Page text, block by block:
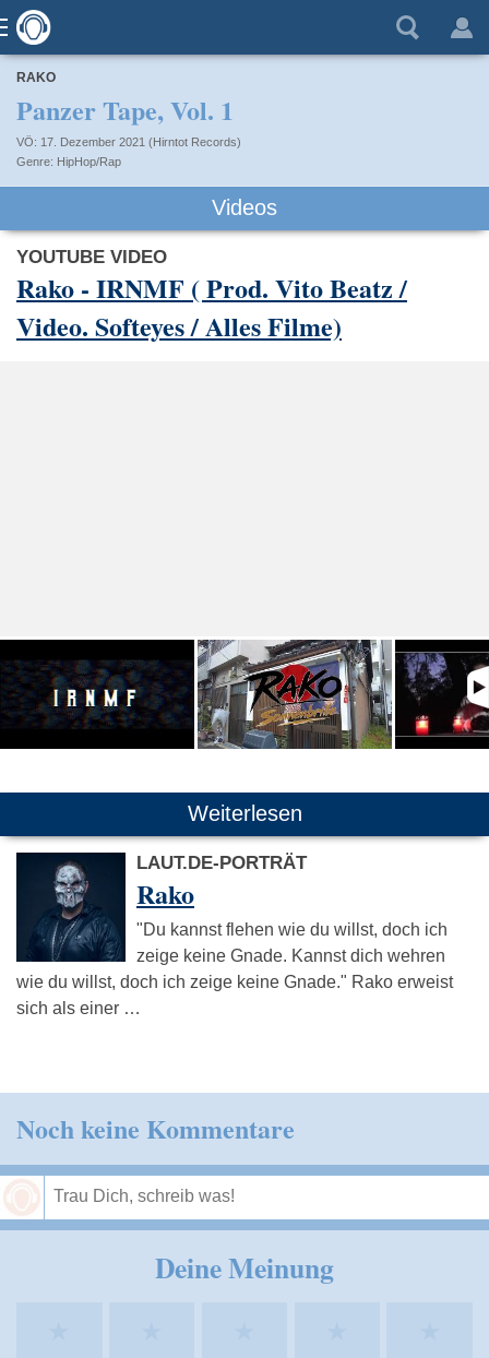
RAKO
Panzer Tape, Vol. 1
VÖ: 17. Dezember 2021 (Hirntot Records)
HipHop/Rap
Videos
YOUTUBE VIDEO
Rako - IRNMF ( Prod. Vito Beatz /
Video. Softeyes / Alles Filme)
Weiterlesen
LAUT.DE-PORTRÄT
Rako
"Du kannst flehen wie du willst, doch ich
zeige keine Gnade. Kannst dich wehren
wie du willst, doch ich zeige keine Gnade." Rako erweist
sich als einer …
Noch keine Kommentare
Deine Meinung